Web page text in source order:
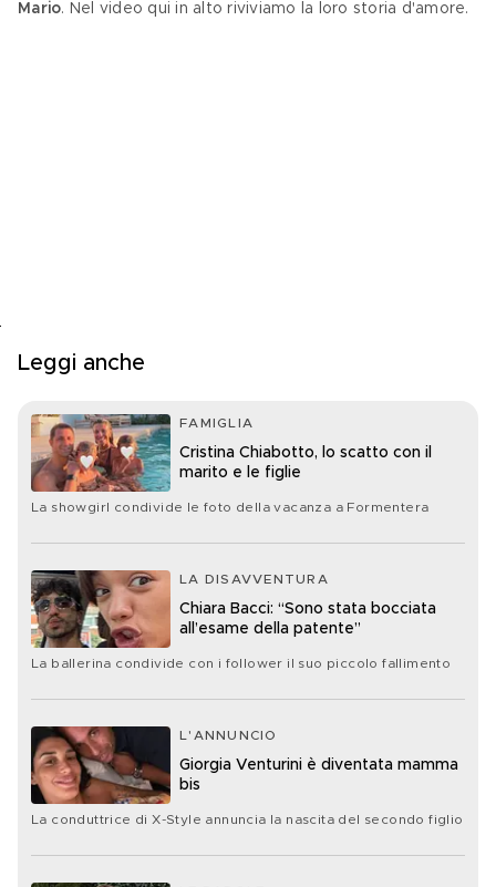
Mario. Nel video qui in alto riviviamo la loro storia d'amore.
Leggi anche
FAMIGLIA
Cristina Chiabotto, lo scatto con il
marito e le figlie
La showgirl condivide le foto della vacanza a Formentera
LA DISAVVENTURA
Chiara Bacci: “Sono stata bocciata
all’esame della patente”
La ballerina condivide con i follower il suo piccolo fallimento
L'ANNUNCIO
Giorgia Venturini è diventata mamma
bis
La conduttrice di X-Style annuncia la nascita del secondo figlio